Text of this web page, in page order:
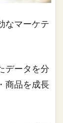
なマーケテ
データを分
商品を成長